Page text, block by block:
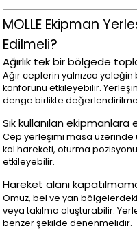
MOLLE Ekipman
Edilmeli?
Ağırlık tek bir bölgede
Ağır ceplerin yalnızca yeleğin
konforunu etkileyebilir.
denge birlikte
Sık kullanılan
Cep yerleşimi masa
kol hareketi, oturma
etkileyebilir.
Hareket alanı
Omuz, bel ve yan
veya takılma oluşturabilir.
benzer şekilde denenmelidir.